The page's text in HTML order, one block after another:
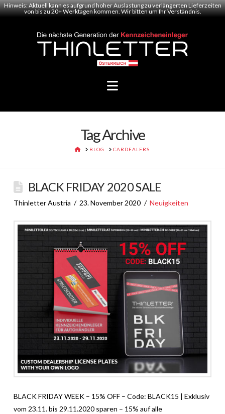
Hinweis: Aktuell kann es aufgrund hoher Auslastung zu verlängerten Lieferzeiten
von bis zu 20+ Werktagen kommen. Wir bitten um Ihr Verständnis.
Navigation
Tag Archive
HOME
BLOG CARDEALERS
BLACK FRIDAY 2020 SALE
Thinletter Austria 23. November 2020 Neuigkeiten
BLACK FRIDAY WEEK – 15% OFF – Code: BLACK15 | Exklusiv
vom 23.11. bis 29.11.2020 sparen – 15% auf alle